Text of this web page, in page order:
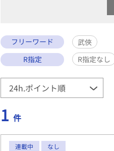
フリーワード
武俠
R指定
R指定なし
1 件
連載中 なし